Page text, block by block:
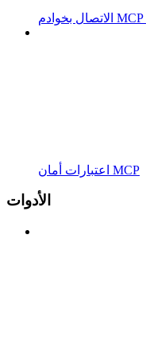
اعتبارات أمان MCP
الأدوات